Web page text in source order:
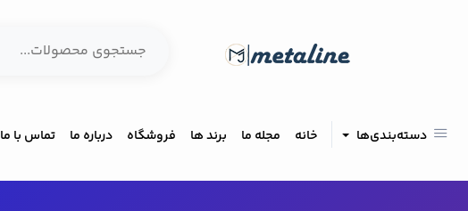
دسته‌بندی‌ها خانه مجله ما برند ها فروشگاه درباره ما تماس با ما